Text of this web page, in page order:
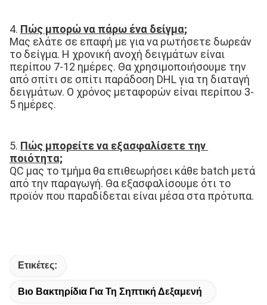
4. Πώς μπορώ να πάρω ένα δείγμα;
Μας ελάτε σε επαφή με για να ρωτήσετε δωρεάν
το δείγμα. Η χρονική ανοχή δειγμάτων είναι
περίπου 7-12 ημέρες. Θα χρησιμοποιήσουμε την
από σπίτι σε σπίτι παράδοση DHL για τη διαταγή
δειγμάτων. Ο χρόνος μεταφορών είναι περίπου 3-
5 ημέρες.
5. Πώς μπορείτε να εξασφαλίσετε την
ποιότητα;
QC μας το τμήμα θα επιθεωρήσει κάθε batch μετά
από την παραγωγή. Θα εξασφαλίσουμε ότι το
προϊόν που παραδίδεται είναι μέσα στα πρότυπα.
Ετικέτες:
Βιο Βακτηρίδια Για Τη Σηπτική Δεξαμενή